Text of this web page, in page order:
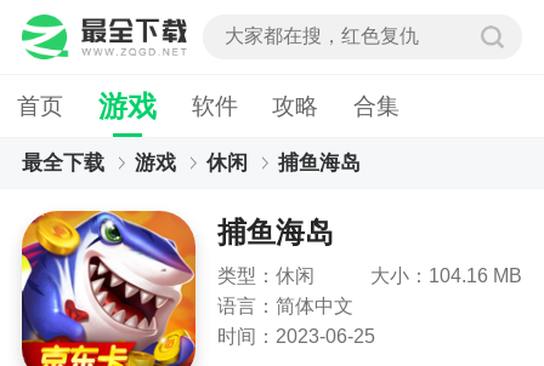
首页 游戏 软件 攻略 合集
最全下载 游戏 休闲 捕鱼海岛
捕鱼海岛
类型：休闲
大小：104.16 MB
语言：简体中文
时间：2023-06-25